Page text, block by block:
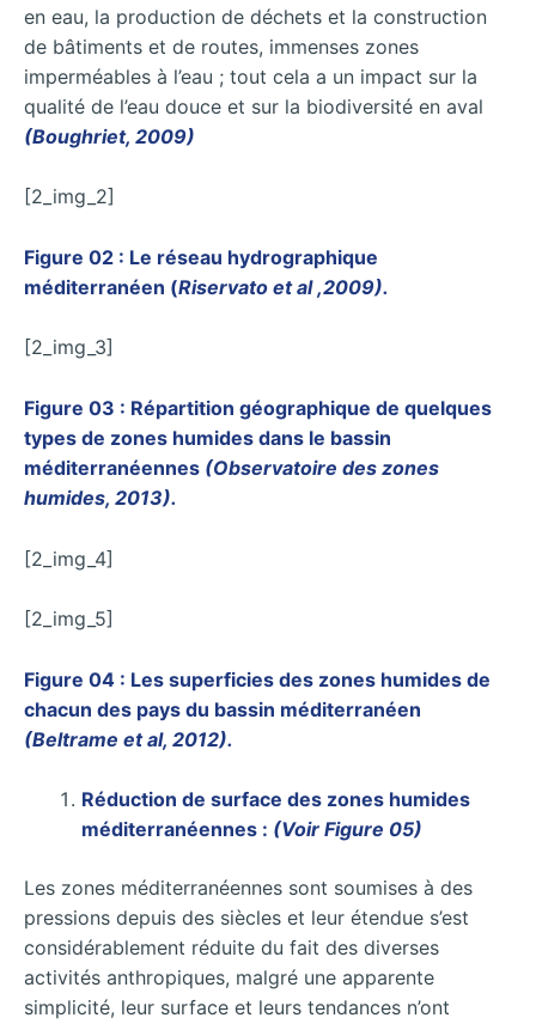
en eau, la production de déchets et la construction
de bâtiments et de routes, immenses zones
imperméables à l’eau ; tout cela a un impact sur la
qualité de l’eau douce et sur la biodiversité en aval
(Boughriet, 2009)
[2_img_2]
Figure 02 : Le réseau hydrographique
méditerranéen (Riservato et al ,2009).
[2_img_3]
Figure 03 : Répartition géographique de quelques
types de zones humides dans le bassin
méditerranéennes (Observatoire des zones
humides, 2013).
[2_img_4]
[2_img_5]
Figure 04 : Les superficies des zones humides de
chacun des pays du bassin méditerranéen
(Beltrame et al, 2012).
Réduction de surface des zones humides
méditerranéennes : (Voir Figure 05)
Les zones méditerranéennes sont soumises à des
pressions depuis des siècles et leur étendue s’est
considérablement réduite du fait des diverses
activités anthropiques, malgré une apparente
simplicité, leur surface et leurs tendances n’ont